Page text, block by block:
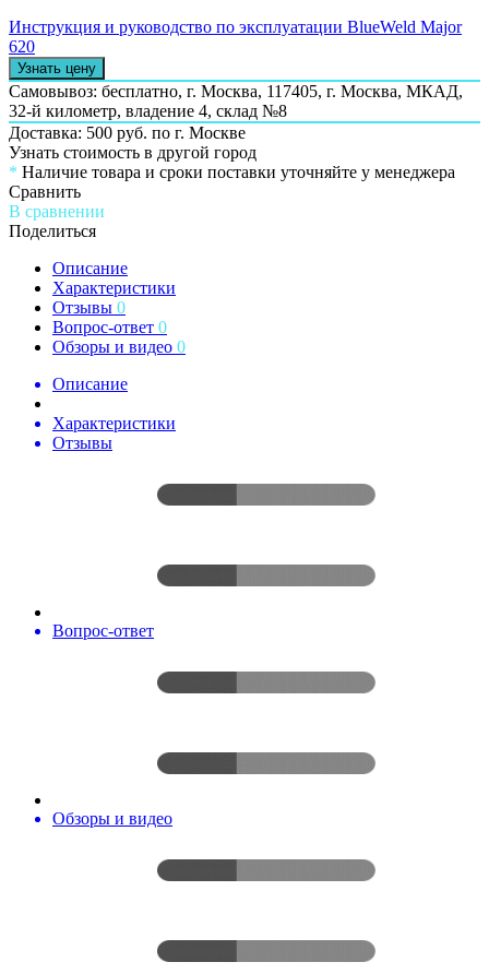
Инструкция и руководство по эксплуатации BlueWeld Major
620
Узнать цену
Самовывоз: бесплатно, г. Москва, 117405, г. Москва, МКАД,
32-й километр, владение 4, склад №8
Доставка: 500 руб. по г. Москве
Узнать стоимость в другой город
* Наличие товара и сроки поставки уточняйте у менеджера
Сравнить
В сравнении
Поделиться
Описание
Характеристики
Отзывы 0
Вопрос-ответ 0
Обзоры и видео 0
Описание
Характеристики
Отзывы
Вопрос-ответ
Обзоры и видео